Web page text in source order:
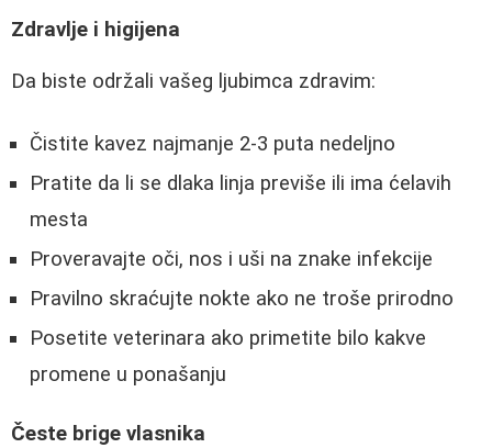
Zdravlje i higijena
Da biste održali vašeg ljubimca zdravim:
Čistite kavez najmanje 2-3 puta nedeljno
Pratite da li se dlaka linja previše ili ima ćelavih
mesta
Proveravajte oči, nos i uši na znake infekcije
Pravilno skraćujte nokte ako ne troše prirodno
Posetite veterinara ako primetite bilo kakve
promene u ponašanju
Česte brige vlasnika